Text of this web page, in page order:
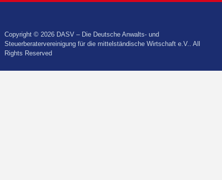
Copyright © 2026 DASV – Die Deutsche Anwalts- und
Steuerberatervereinigung für die mittelständische Wirtschaft e.V.. All
Rights Reserved